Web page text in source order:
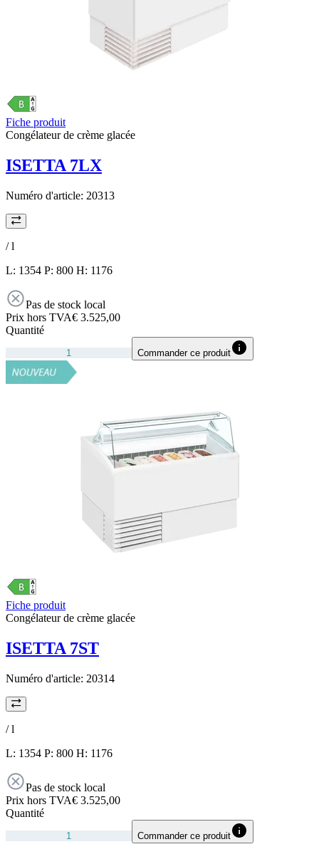
Fiche produit
Congélateur de crème glacée
ISETTA 7LX
Numéro d'article: 20313
/l
L: 1354 P: 800 H: 1176
Pas de stock local
Prix hors TVA€ 3.525,00
Quantité
Commander ce produit
Fiche produit
Congélateur de crème glacée
ISETTA 7ST
Numéro d'article: 20314
/l
L: 1354 P: 800 H: 1176
Pas de stock local
Prix hors TVA€ 3.525,00
Quantité
Commander ce produit